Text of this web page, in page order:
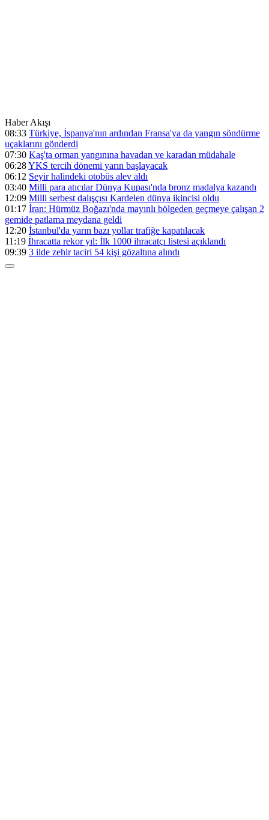
Haber Akışı
08:33 Türkiye, İspanya'nın ardından Fransa'ya da yangın söndürme
uçaklarını gönderdi
07:30 Kaş'ta orman yangınına havadan ve karadan müdahale
06:28YKS tercih dönemi yarın başlayacak
06:12 Seyir halindeki otobüs alev aldı
03:40 Milli para atıcılar Dünya Kupası'nda bronz madalya kazandı
12:09 Milli serbest dalışçısı Kardelen dünya ikincisi oldu
01:17 İran: Hürmüz Boğazı'nda mayınlı bölgeden geçmeye çalışan 2
gemide patlama meydana geldi
12:20 İstanbul'da yarın bazı yollar trafiğe kapatılacak
11:19 İhracatta rekor yıl: İlk 1000 ihracatçı listesi açıklandı
09:39 3 ilde zehir taciri 54 kişi gözaltına alındı